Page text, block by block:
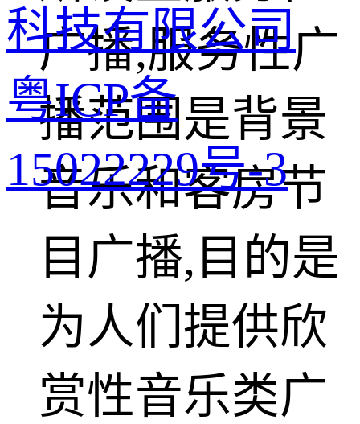
广播,服务性广
播范围是背景
音乐和客房节
目广播,目的是
为人们提供欣
赏性音乐类广
科技有限公司
粤ICP备
15022229号-3